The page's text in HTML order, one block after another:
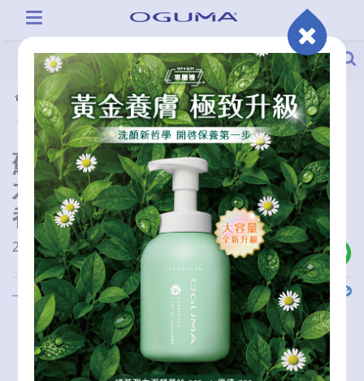
活動情報
部落客推薦
蘇凱馨-Angelina S：OGUMA
水美媒真的是我從小到大桌上
都會有的
2021-07-15 00:00:00
上一則 下一則